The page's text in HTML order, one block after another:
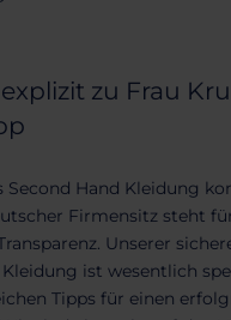
zu Frau
Second Hand Kleidung
Firmensitz steht
Unserer
ist wesentlich
Tipps für einen